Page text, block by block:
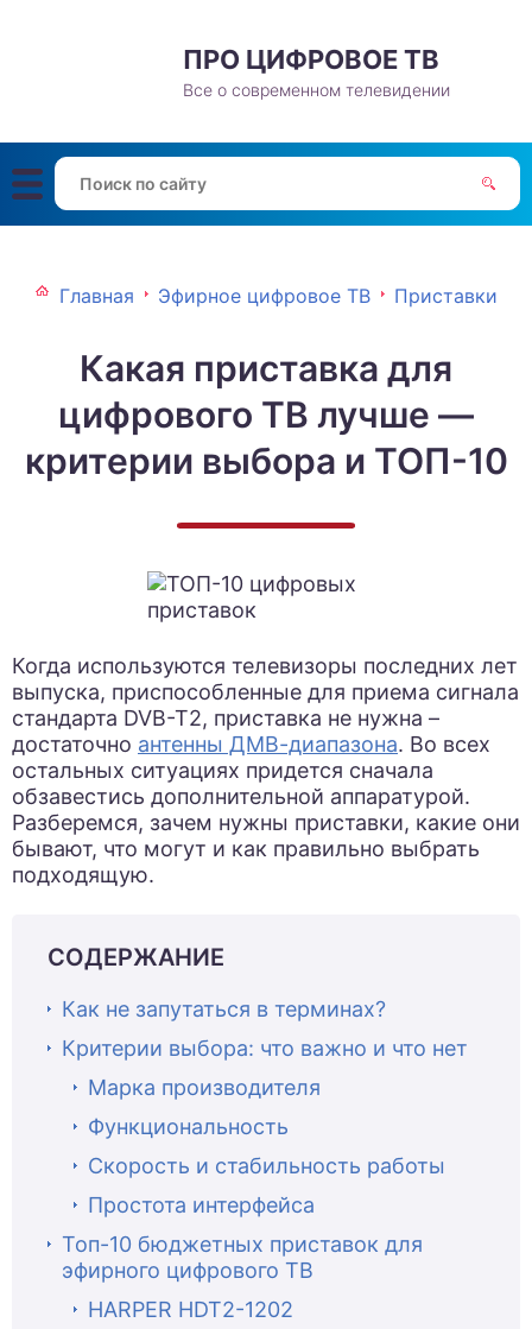
ПРО ЦИФРОВОЕ ТВ
Все о современном телевидении
Главная Эфирное цифровое ТВ Приставки
Какая приставка для
цифрового ТВ лучше —
критерии выбора и ТОП-10
Когда используются телевизоры последних лет
выпуска, приспособленные для приема сигнала
стандарта DVB-T2, приставка не нужна –
достаточно антенны ДМВ-диапазона. Во всех
остальных ситуациях придется сначала
обзавестись дополнительной аппаратурой.
Разберемся, зачем нужны приставки, какие они
бывают, что могут и как правильно выбрать
подходящую.
СОДЕРЖАНИЕ
Как не запутаться в терминах?
Критерии выбора: что важно и что нет
Марка производителя
Функциональность
Скорость и стабильность работы
Простота интерфейса
Топ-10 бюджетных приставок для
эфирного цифрового ТВ
HARPER HDT2-1202